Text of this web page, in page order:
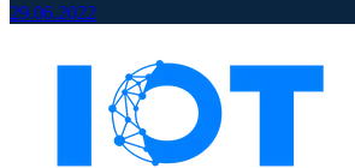
29.06.2022